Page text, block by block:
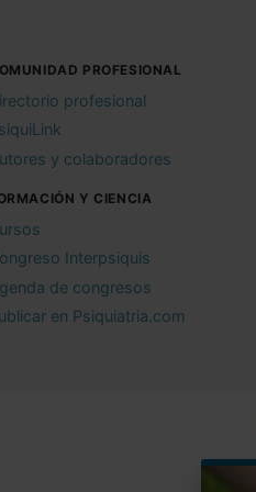
PROFESIONAL
profesional
y colaboradores
Y CIENCIA
Interpsiquis
de congresos
en Psiquiatria.com